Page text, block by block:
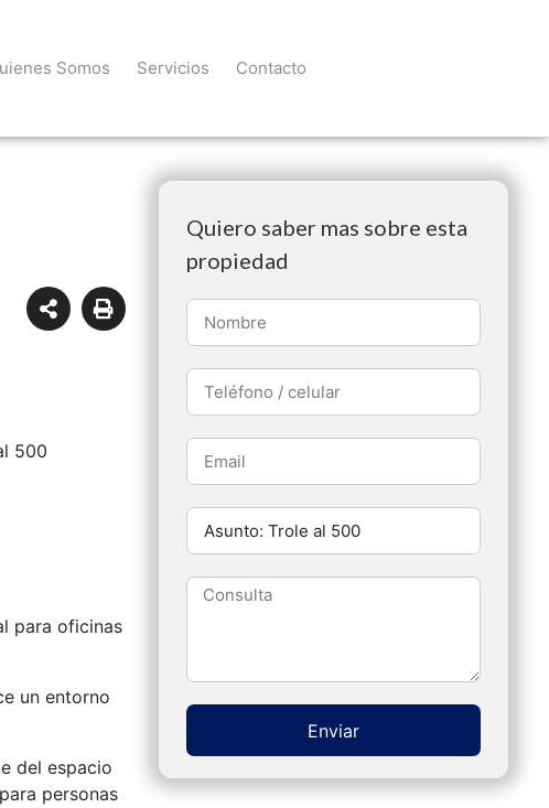
Somos Servicios Contacto
para oficinas
un entorno
del espacio
personas
Quiero saber mas sobre esta
propiedad
Enviar